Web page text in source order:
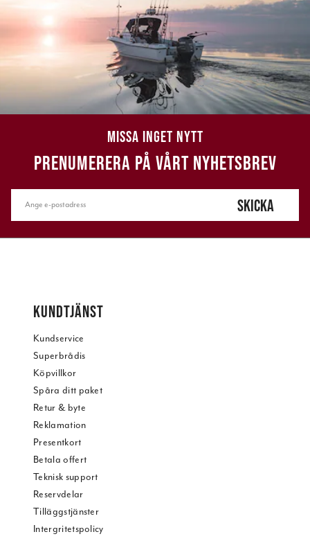
MISSA INGET NYTT
PRENUMERERA PÅ VÅRT NYHETSBREV
SKICKA
KUNDTJÄNST
Kundservice
Superbrådis
Köpvillkor
Spåra ditt paket
Retur & byte
Reklamation
Presentkort
Betala offert
Teknisk support
Reservdelar
Tilläggstjänster
Intergritetspolicy